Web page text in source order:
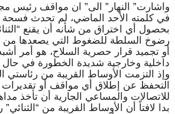
واشارت” النهار” الى” ان مواقف رئيس
في كلمته الأحد الماضي، لم تحدث فسحة
بحصول أي اختراق من شأنه أن يقنع
رضوخ السلطة للضغوط التي يصعدها من
أو تجميد قرار حصرية السلاح، هو أمر
داخلية وخارجية شديدة الخطورة في حال
وإذ التزمت الأوساط القريبة من رئاستي
التحفظ عن إطلاق أي مواقف أو تقديرات
للاتصالات والمساعي الجارية أن تأخذ
بدا لافتاً أن الأوساط القريبة من